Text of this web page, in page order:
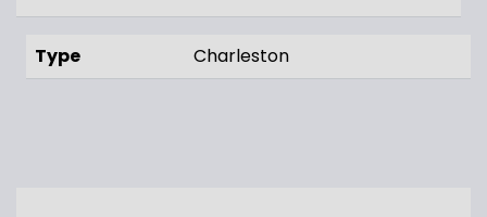
Type Charleston